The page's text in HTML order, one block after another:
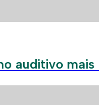
auditivo